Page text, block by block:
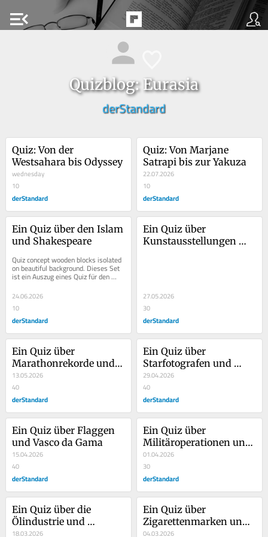
menu_open
Quizblog: Eurasia
derStandard
Quiz: Von der
Westsahara bis Odyssey
wednesday
10
derStandard
Quiz: Von Marjane
Satrapi bis zur Yakuza
22.07.2026
10
derStandard
Ein Quiz über den Islam
und Shakespeare
Quiz concept wooden blocks isolated
on beautiful background. Dieses Set
ist ein Auszug eines Quiz für den
Exzellenzcluster "EurAsian...
24.06.2026
10
derStandard
Ein Quiz über
Kunstausstellungen
27.05.2026
30
derStandard
Ein Quiz über
Marathonrekorde und
nackte Reiterinnen
13.05.2026
40
derStandard
Ein Quiz über
Starfotografen und
Wickelröcke
29.04.2026
40
derStandard
Ein Quiz über Flaggen
und Vasco da Gama
15.04.2026
40
derStandard
Ein Quiz über
Militäroperationen und
Stratosphärensprünge
01.04.2026
30
derStandard
Ein Quiz über die
Ölindustrie und
Architektur
18.03.2026
Ein Quiz über
Zigarettenmarken und
Roadmovies
04.03.2026